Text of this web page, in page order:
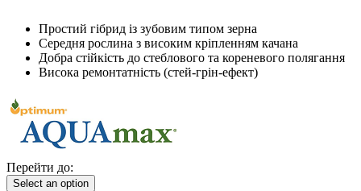
Простий гібрид із зубовим типом зерна
Середня рослина з високим кріпленням качана
Добра стійкість до стеблового та кореневого полягання
Висока ремонтатність (стей-грін-ефект)
Перейти до:
Select an option